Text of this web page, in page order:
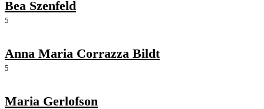
Bea Szenfeld
5
Anna Maria Corrazza Bildt
5
Maria Gerlofson